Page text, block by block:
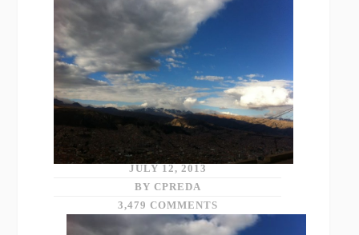
JULY 12, 2013
BY CPREDA
3,479 COMMENTS